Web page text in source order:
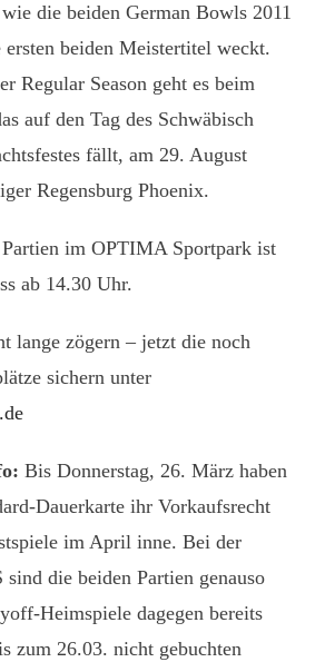
die beiden German Bowls 2011
beiden Meistertitel weckt.
Regular Season geht es beim
auf den Tag des Schwäbisch
fällt, am 29. August
Regensburg Phoenix.
im OPTIMA Sportpark ist
ab 14.30 Uhr.
lange zögern – jetzt die noch
sichern unter
Bis Donnerstag, 26. März haben
Dauerkarte ihr Vorkaufsrecht
im April inne. Bei der
die beiden Partien genauso
Heimspiele dagegen bereits
zum 26.03. nicht gebuchten